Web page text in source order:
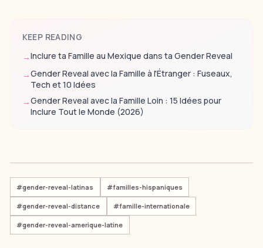
KEEP READING
→Inclure ta Famille au Mexique dans ta Gender Reveal
→Gender Reveal avec la Famille à l'Étranger : Fuseaux,
Tech et 10 Idées
→Gender Reveal avec la Famille Loin : 15 Idées pour
Inclure Tout le Monde (2026)
#gender-reveal-latinas #familles-hispaniques
#gender-reveal-distance #famille-internationale
#gender-reveal-amerique-latine